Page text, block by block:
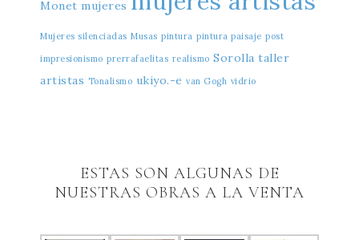
Monet mujeres
Mujeres silenciadas Musas pintura pintura paisaje post
impresionismo prerrafaelitas realismo Sorolla taller
artistas Tonalismo ukiyo.-e van Gogh vidrio
ESTAS SON ALGUNAS DE
NUESTRAS OBRAS A LA VENTA